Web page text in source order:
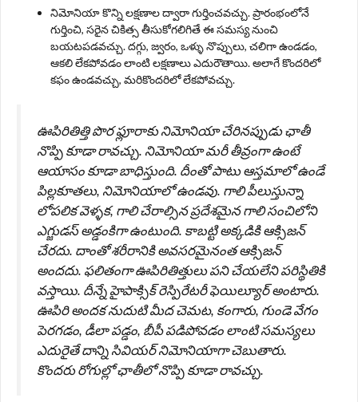
నిమోనియా కొన్ని లక్షణాల ద్వారా గుర్తించవచ్చు. ప్రారంభంలోనే
గుర్తించి, సరైన చికిత్స తీసుకోగలిగితే ఈ సమస్య నుంచి
బయటపడవచ్చు. దగ్గు, జ్వరం, ఒళ్ళు నొప్పులు, చలిగా ఉండడం,
ఆకలి లేకపోవడం లాంటి లక్షణాలు ఎదురౌతాయి. అలాగే కొందరిలో
కఫం ఉండవచ్చు, మరికొందరిలో లేకపోవచ్చు.
ఊపిరితిత్తి పొర ఫ్లూరాకు నిమోనియా చేరినప్పుడు ఛాతీ
నొప్పి కూడా రావచ్చు. నిమోనియా మరీ తీవ్రంగా ఉంటే
ఆయాసం కూడా బాధిస్తుంది. దీంతో పాటు ఆస్తమాలో ఉండే
పిల్లకూతలు, నిమోనియాలో ఉండవు. గాలి పీలుస్తున్నా
లోపలిక వెళ్ళక, గాలి చేరాల్సిన ప్రదేశమైన గాలి సంచిలోని
ఎగ్జుడస్ అడ్డంకిగా ఉంటుంది. కాబట్టి అక్కడికి ఆక్సిజన్
చేరదు. దాంతో శరీరానికి అవసరమైనంత ఆక్సిజన్
అందదు. ఫలితంగా ఊపిరితిత్తులు పని చేయలేని పరిస్థితికి
వస్తాయి. దీన్నే హైపాక్సిక్ రెస్పిరేటరీ ఫెయిల్యూర్ అంటారు.
ఊపిరి అందక నుదుటి మీద చెమట, కంగారు, గుండె వేగం
పెరగడం, డీలా పడ్డం, బీపీ పడిపోవడం లాంటి సమస్యలు
ఎదురైతే దాన్ని సివియర్ నిమోనియాగా చెబుతారు.
కొందరు రోగుల్లో ఛాతీలో నొప్పి కూడా రావచ్చు.